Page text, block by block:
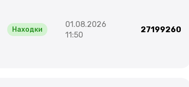
Находки
01.08.2026
11:50
27199260